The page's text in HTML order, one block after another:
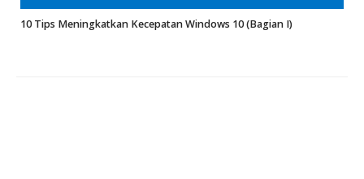
10 Tips Meningkatkan Kecepatan Windows 10 (Bagian I)